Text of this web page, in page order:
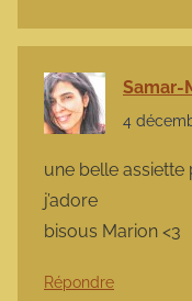
Samar-
4
une belle
j’adore
bisous Marion <3
Répondre